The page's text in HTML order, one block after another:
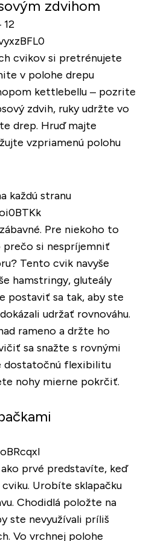
zdvihom
cvikov si pretrénujete
v polohe drepu
kettlebellu – pozrite
zdvih, ruky udržte vo
drep. Hruď majte
vzpriamenú polohu
každú stranu
Pre niekoho to
prečo si nespríjemniť
Tento cvik navyše
hamstringy, gluteály
postaviť sa tak, aby ste
udržať rovnováhu.
rameno a držte ho
sa snažte s rovnými
dostatočnú flexibilitu
nohy mierne pokrčiť.
prvé predstavíte, keď
Urobíte sklapačku
Chodidlá položte na
ste nevyužívali príliš
Vo vrchnej polohe